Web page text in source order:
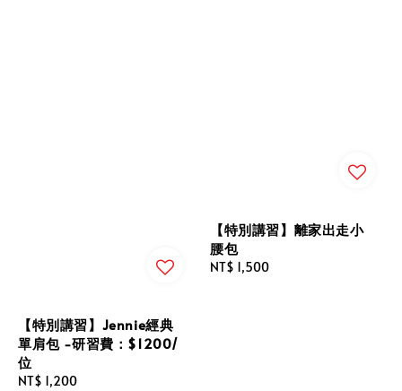
【特別講習】Jennie經典
單肩包 -研習費：$1200/
位
Regular
NT$ 1,200
【特別講習】離家出走小
腰包
Regular
NT$ 1,500